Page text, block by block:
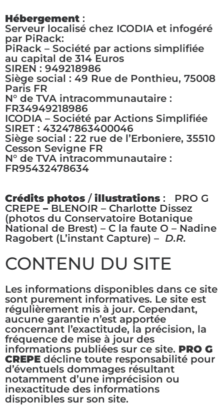
Hébergement :
Serveur localisé chez ICODIA et infogéré
par PiRack:
PiRack – Société par actions simplifiée
au capital de 314 Euros
SIREN : 949218986
Siège social : 49 Rue de Ponthieu, 75008
Paris FR
N° de TVA intracommunautaire :
FR34949218986
ICODIA – Société par Actions Simplifiée
SIRET : 43247863400046
Siège social : 22 rue de l’Erboniere, 35510
Cesson Sevigne FR
N° de TVA intracommunautaire :
FR95432478634
Crédits photos / illustrations : PRO G
CREPE – BLENOIR – Charlotte Dissez
(photos du Conservatoire Botanique
National de Brest) – C la faute O – Nadine
Ragobert (L’instant Capture) – D.R.
CONTENU DU SITE
Les informations disponibles dans ce site
sont purement informatives. Le site est
régulièrement mis à jour. Cependant,
aucune garantie n’est apportée
concernant l’exactitude, la précision, la
fréquence de mise à jour des
informations publiées sur ce site. PRO G
CREPE décline toute responsabilité pour
d’éventuels dommages résultant
notamment d’une imprécision ou
inexactitude des informations
disponibles sur son site.